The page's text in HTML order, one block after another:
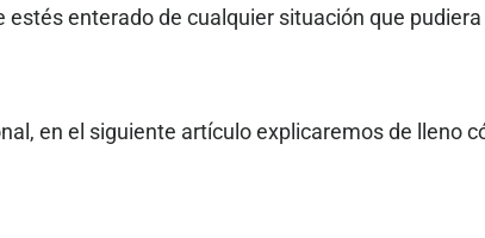
enterado de cualquier situación que
en el siguiente artículo explicaremos de lleno